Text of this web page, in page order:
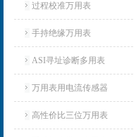
过程校准万用表
手持绝缘万用表
ASI寻址诊断多用表
万用表用电流传感器
高性价比三位万用表